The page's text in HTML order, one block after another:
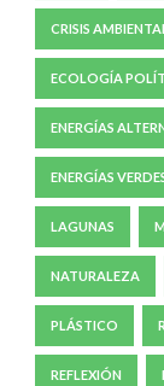
CRISIS
ECOLOGÍA
ENERGÍAS
ENERGÍAS
LAGUNAS
NATURALEZA
PLÁSTICO
REFLEXIÓN